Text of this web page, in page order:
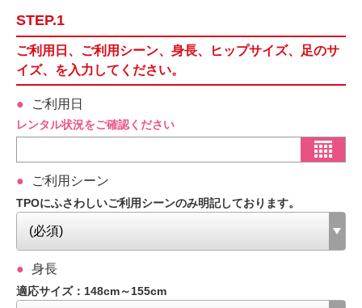
STEP.1
ご利用日、ご利用シーン、身長、ヒップサイズ、足のサ
イズ、を入力してください。
ご利用日
レンタル状況をご確認ください
ご利用シーン
TPOにふさわしいご利用シーンのみ明記しております。
身長
適応サイズ：148cm～155cm